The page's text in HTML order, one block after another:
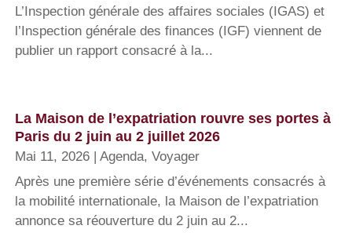
L’Inspection générale des affaires sociales (IGAS) et
l’Inspection générale des finances (IGF) viennent de
publier un rapport consacré à la...
La Maison de l’expatriation rouvre ses portes à
Paris du 2 juin au 2 juillet 2026
Mai 11, 2026 Agenda, Voyager
Après une première série d’événements consacrés à
la mobilité internationale, la Maison de l’expatriation
annonce sa réouverture du 2 juin au 2...